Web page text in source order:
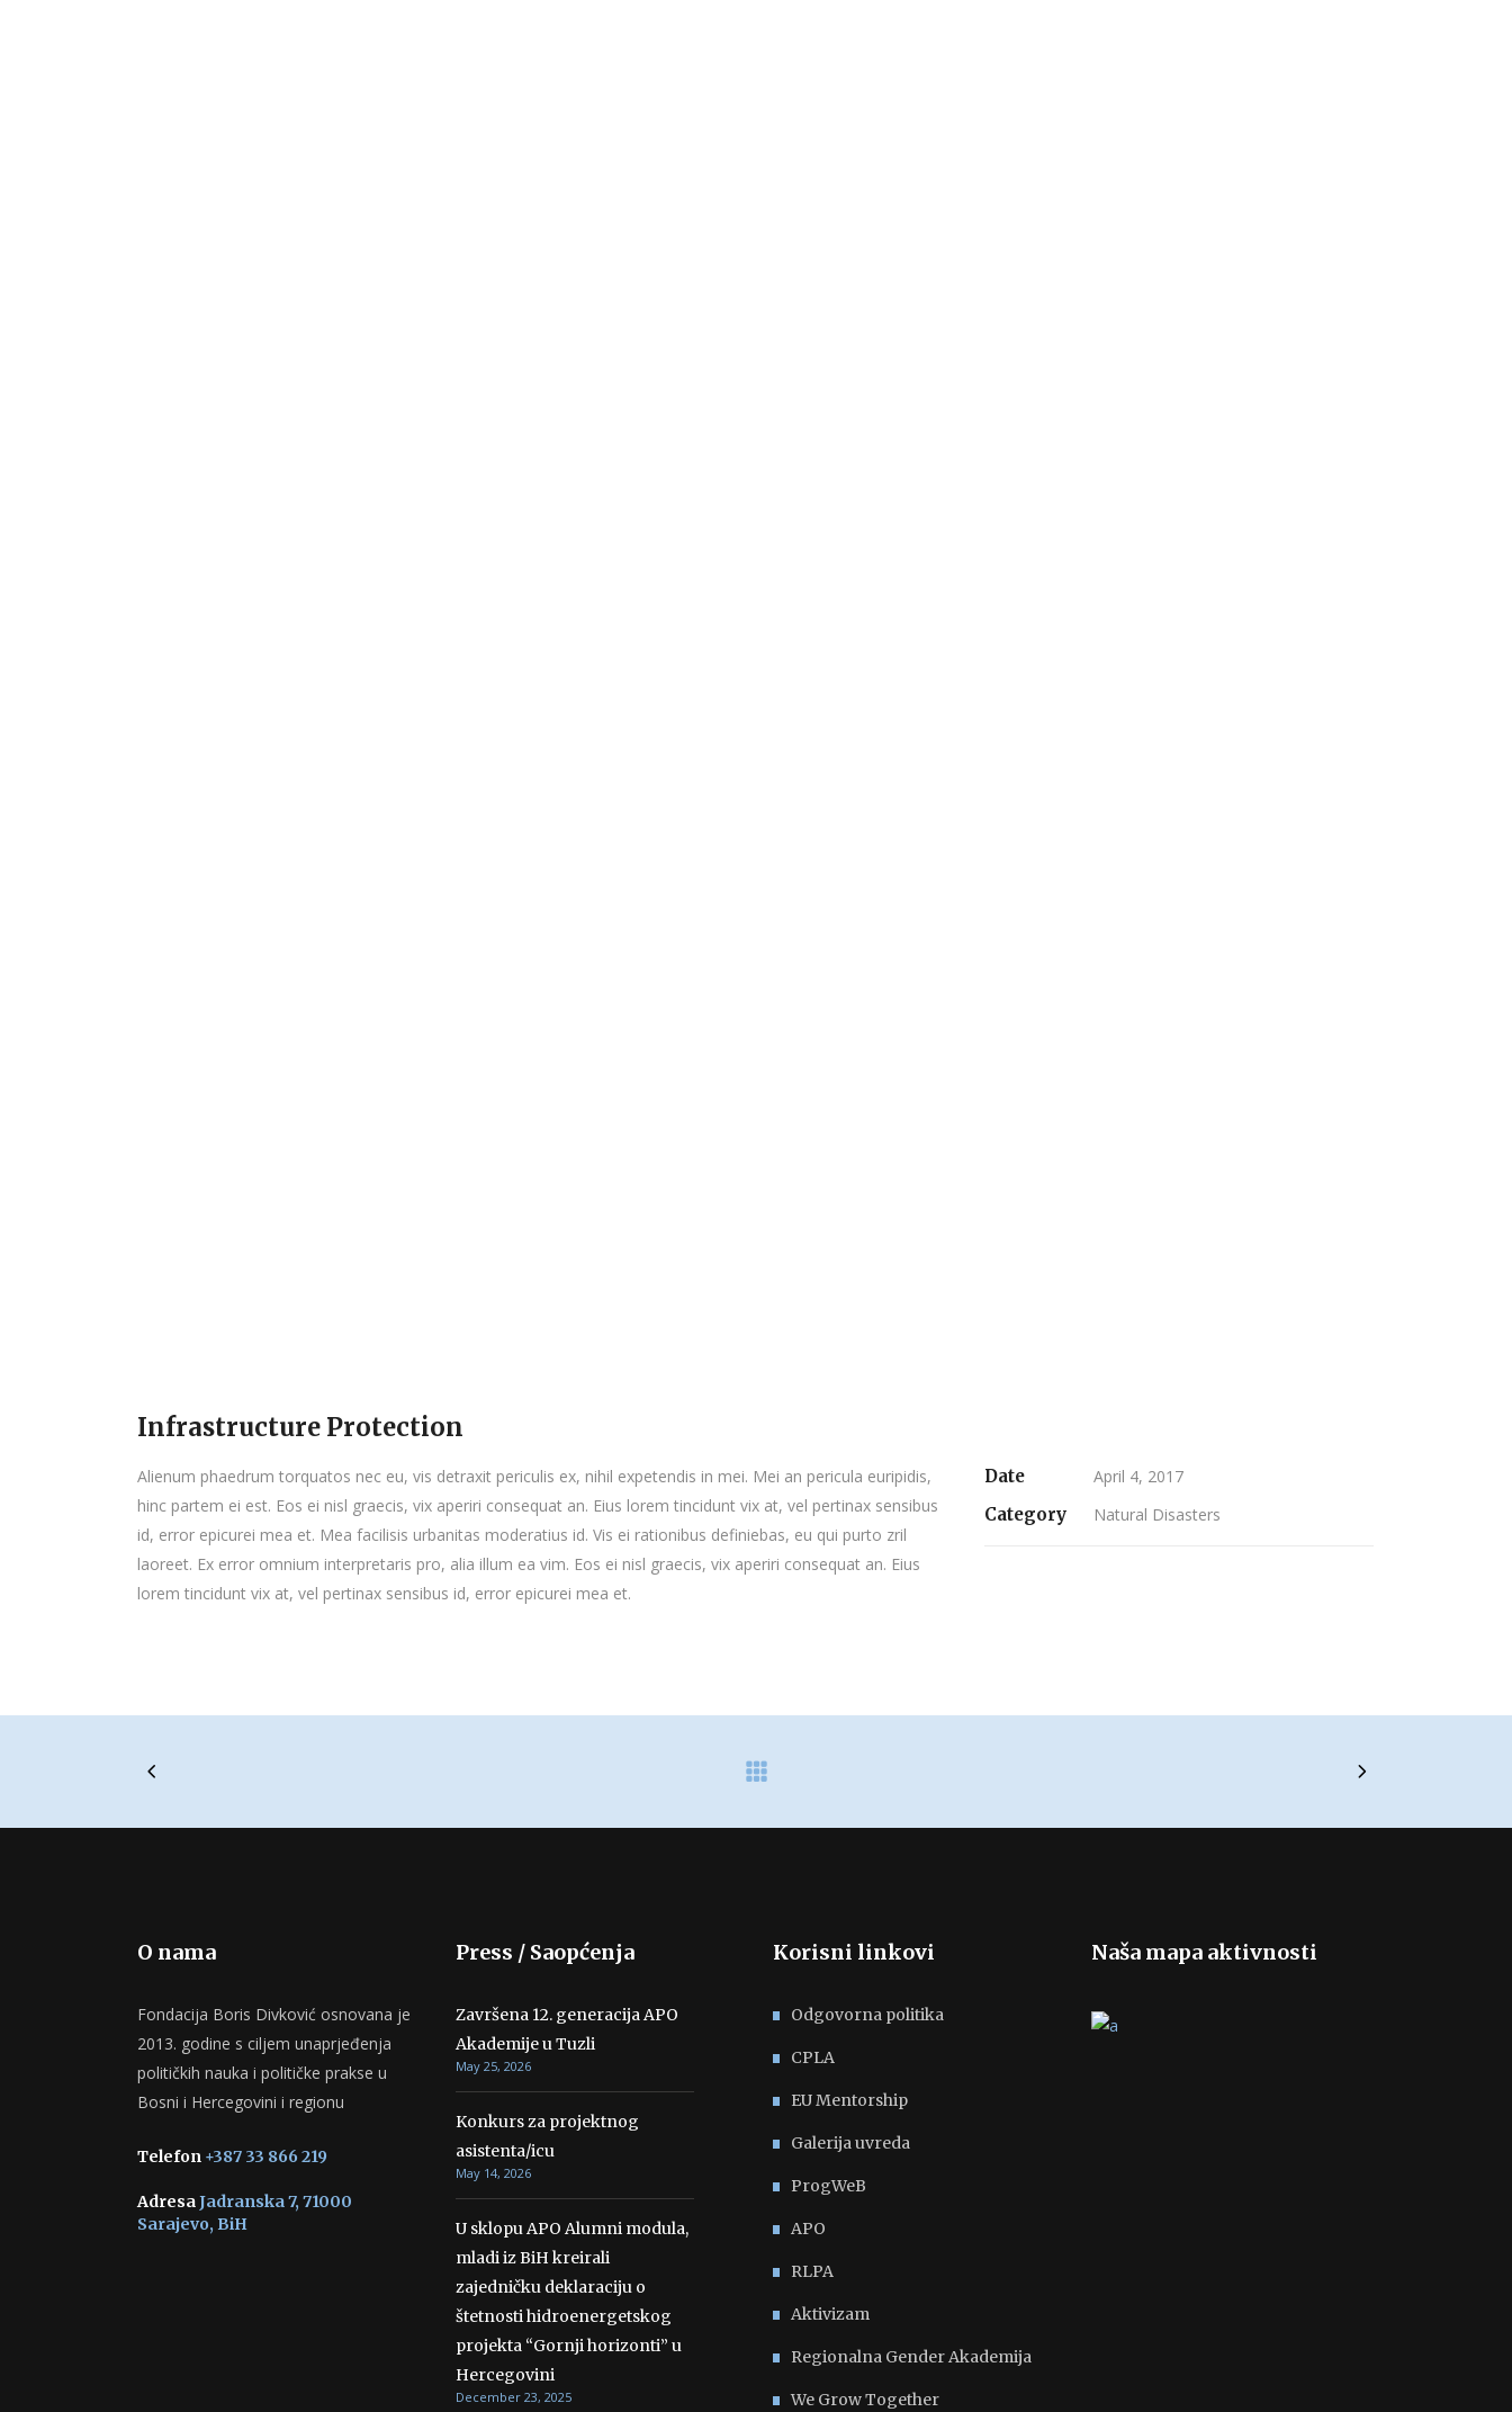
Infrastructure Protection
Alienum phaedrum torquatos nec eu, vis detraxit periculis ex, nihil expetendis in mei. Mei an pericula euripidis,
hinc partem ei est. Eos ei nisl graecis, vix aperiri consequat an. Eius lorem tincidunt vix at, vel pertinax sensibus
id, error epicurei mea et. Mea facilisis urbanitas moderatius id. Vis ei rationibus definiebas, eu qui purto zril
laoreet. Ex error omnium interpretaris pro, alia illum ea vim. Eos ei nisl graecis, vix aperiri consequat an. Eius
lorem tincidunt vix at, vel pertinax sensibus id, error epicurei mea et.
Date
April 4, 2017
Category
Natural Disasters
O nama
Fondacija Boris Divković osnovana je
2013. godine s ciljem unaprjeđenja
političkih nauka i političke prakse u
Bosni i Hercegovini i regionu
Telefon +387 33 866 219
AdresaJadranska 7, 71000
Sarajevo, BiH
Press / Saopćenja
Završena 12. generacija APO
Akademije u Tuzli
May 25, 2026
Konkurs za projektnog
asistenta/icu
May 14, 2026
U sklopu APO Alumni modula,
mladi iz BiH kreirali
zajedničku deklaraciju o
štetnosti hidroenergetskog
projekta “Gornji horizonti” u
Hercegovini
December 23, 2025
Korisni linkovi
Odgovorna politika
CPLA
EU Mentorship
Galerija uvreda
ProgWeB
APO
RLPA
Aktivizam
Regionalna Gender Akademija
We Grow Together
Naša mapa aktivnosti